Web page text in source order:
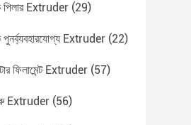
পিলার Extruder (29)
পুনর্ব্যবহারযোগ্য Extruder (22)
ফিলামেন্ট Extruder (57)
Extruder (56)